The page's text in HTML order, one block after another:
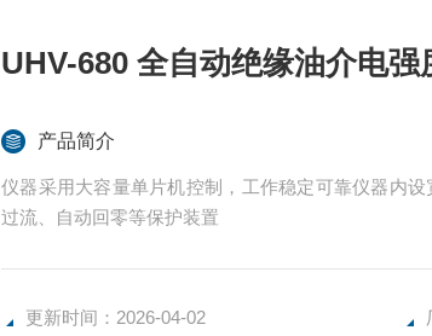
UHV-680 全自动绝缘油介电
产品简介
仪器采用大容量单片机控制，工作稳定可靠仪器内设
过流、自动回零等保护装置
更新时间：2026-04-02